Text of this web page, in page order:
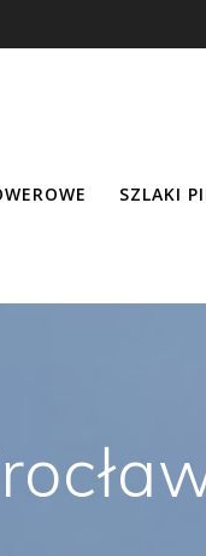
SZLAKI